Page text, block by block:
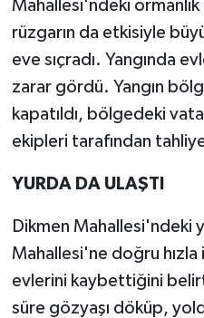
Mahallesi'ndeki ormanlık
rüzgarın da etkisiyle
eve sıçradı. Yangında
zarar gördü. Yangın
kapatıldı, bölgedeki
ekipleri tarafından
YURDA DA ULAŞTI
Dikmen Mahallesi'ndeki
Mahallesi'ne doğru hızla
evlerini kaybettiğini
süre gözyaşı döküp,